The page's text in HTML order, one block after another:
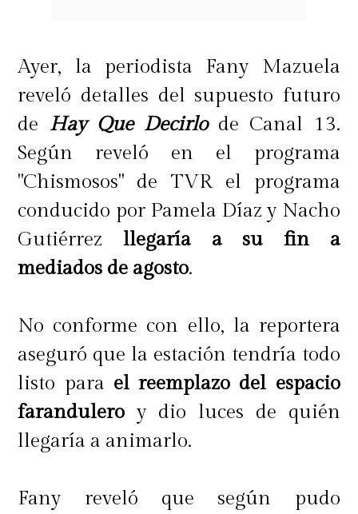
Ayer, la periodista Fany Mazuela
reveló detalles del supuesto futuro
de Hay Que Decirlode Canal 13.
Según reveló en el programa
"Chismosos" de TVR el programa
conducido por Pamela Díaz y Nacho
Gutiérrezllegaría a su fin a
mediados de agosto.
No conforme con ello, la reportera
aseguró que la estación tendría todo
listo para el reemplazo del espacio
farandulero y dio luces de quién
llegaría a animarlo.
Fany reveló que según pudo